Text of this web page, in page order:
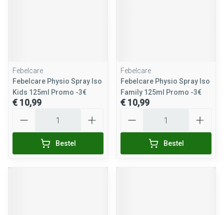
Febelcare
Febelcare Physio Spray Iso
Kids 125ml Promo -3€
€ 10,99
Bestel
Febelcare
Febelcare Physio Spray Iso
Family 125ml Promo -3€
€ 10,99
Bestel